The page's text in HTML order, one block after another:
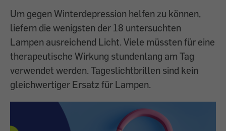
Um gegen Winterdepression helfen zu können,
liefern die wenigsten der 18 untersuchten
Lampen ausreichend Licht. Viele müssten für eine
therapeutische Wirkung stundenlang am Tag
verwendet werden. Tageslichtbrillen sind kein
gleichwertiger Ersatz für Lampen.